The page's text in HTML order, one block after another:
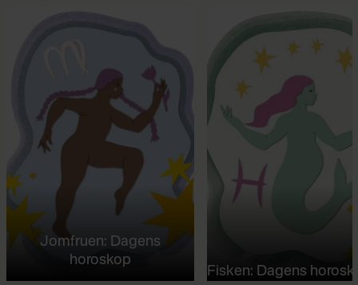
Jomfruen: Dagens
horoskop
Fisken: Dagens